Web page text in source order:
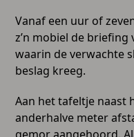
Vanaf een uur of
z’n mobiel de
waarin de verwachte
beslag kreeg.
Aan het tafeltje naast
anderhalve meter